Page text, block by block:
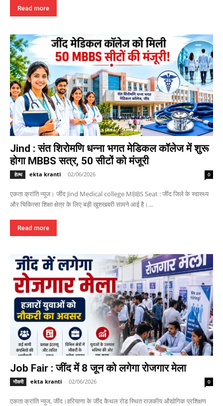
Read more
Jind : संत शिरोमणि धन्ना भगत मेडिकल कॉलेज में शुरू
होगा MBBS सत्र, 50 सीटों को मंजूरी
हेल्थ ekta kranti - 02/06/2026 0
एकता क्रांति न्यूज। जींद Jind Medical college MBBS Seat : जींद जिले के स्वास्थ्य
और चिकित्सा शिक्षा क्षेत्र के लिए बड़ी खुशखबरी सामने आई है।...
Read more
Job Fair : जींद में 8 जून को लगेगा रोजगार मेला
नौकरी ekta kranti - 02/06/2026 0
एकता क्रांति न्यूज, जींद।हरियाणा के जींद कैथल रोड स्थित राजकीय औद्योगिक प्रशिक्षण